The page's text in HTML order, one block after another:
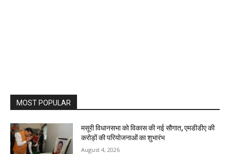
MOST POPULAR
मसूरी विधानसभा को विकास की नई सौगात, एमडीडीए की
करोड़ों की परियोजनाओं का शुभारंभ
August 4, 2026